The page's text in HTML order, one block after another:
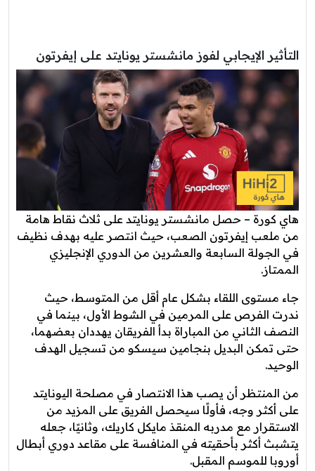
التأثير الإيجابي لفوز مانشستر يونايتد على إيفرتون
هاي كورة – حصل مانشستر يونايتد على ثلاث نقاط هامة
من ملعب إيفرتون الصعب، حيث انتصر عليه بهدف نظيف
في الجولة السابعة والعشرين من الدوري الإنجليزي
الممتاز.
جاء مستوى اللقاء بشكل عام أقل من المتوسط، حيث
ندرت الفرص على المرمين في الشوط الأول، بينما في
النصف الثاني من المباراة بدأ الفريقان يهددان بعضهما،
حتى تمكن البديل بنجامين سيسكو من تسجيل الهدف
الوحيد.
من المنتظر أن يصب هذا الانتصار في مصلحة اليونايتد
على أكثر وجه، فأولًا سيحصل الفريق على المزيد من
الاستقرار مع مدربه المنقذ مايكل كاريك، وثانيًا، جعله
يتشبث أكثر بأحقيته في المنافسة على مقاعد دوري أبطال
أوروبا للموسم المقبل.